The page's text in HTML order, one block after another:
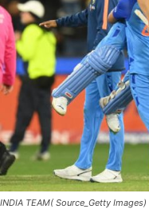
INDIA TEAM( Source_Getty Images)